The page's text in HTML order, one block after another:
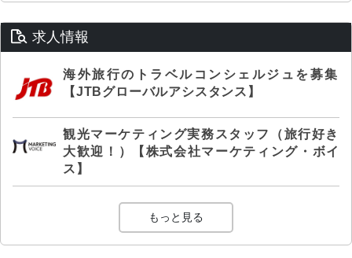
求人情報
海外旅行のトラベルコンシェルジュを募集
【JTBグローバルアシスタンス】
観光マーケティング実務スタッフ（旅行好き
大歓迎！）【株式会社マーケティング・ボイ
ス】
もっと見る